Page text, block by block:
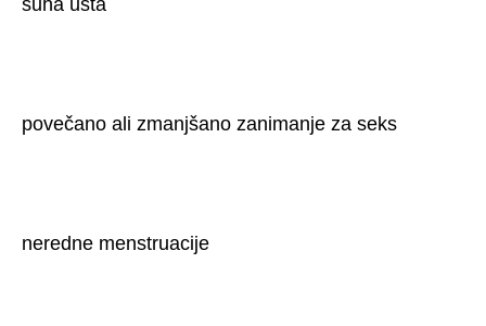
suha usta
povečano ali zmanjšano zanimanje za seks
neredne menstruacije